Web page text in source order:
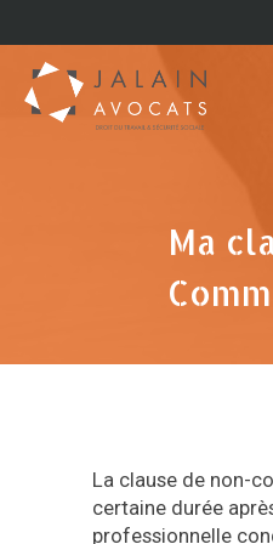
Ma
La clause de non-
certaine durée
professionnelle